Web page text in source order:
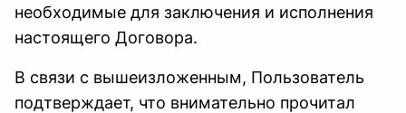
необходимые для заключения и исполнения
настоящего Договора.
В связи с вышеизложенным, Пользователь
подтверждает, что внимательно прочитал